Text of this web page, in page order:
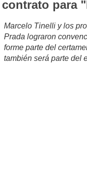
contrato para
Marcelo Tinelli y los
Prada lograron
forme parte del
también será parte del